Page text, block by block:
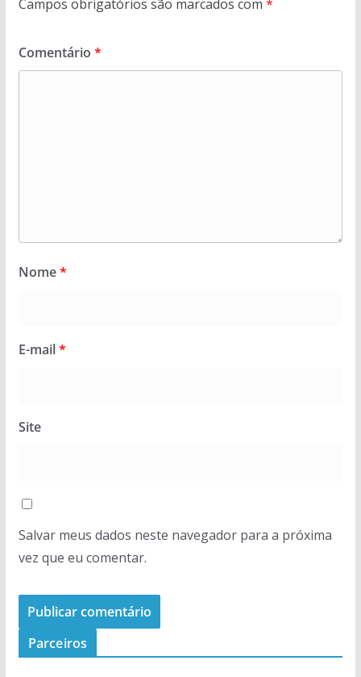
Campos obrigatórios são marcados com *
Comentário *
Nome*
E-mail*
Site
Salvar meus dados neste navegador para a próxima
vez que eu comentar.
Parceiros